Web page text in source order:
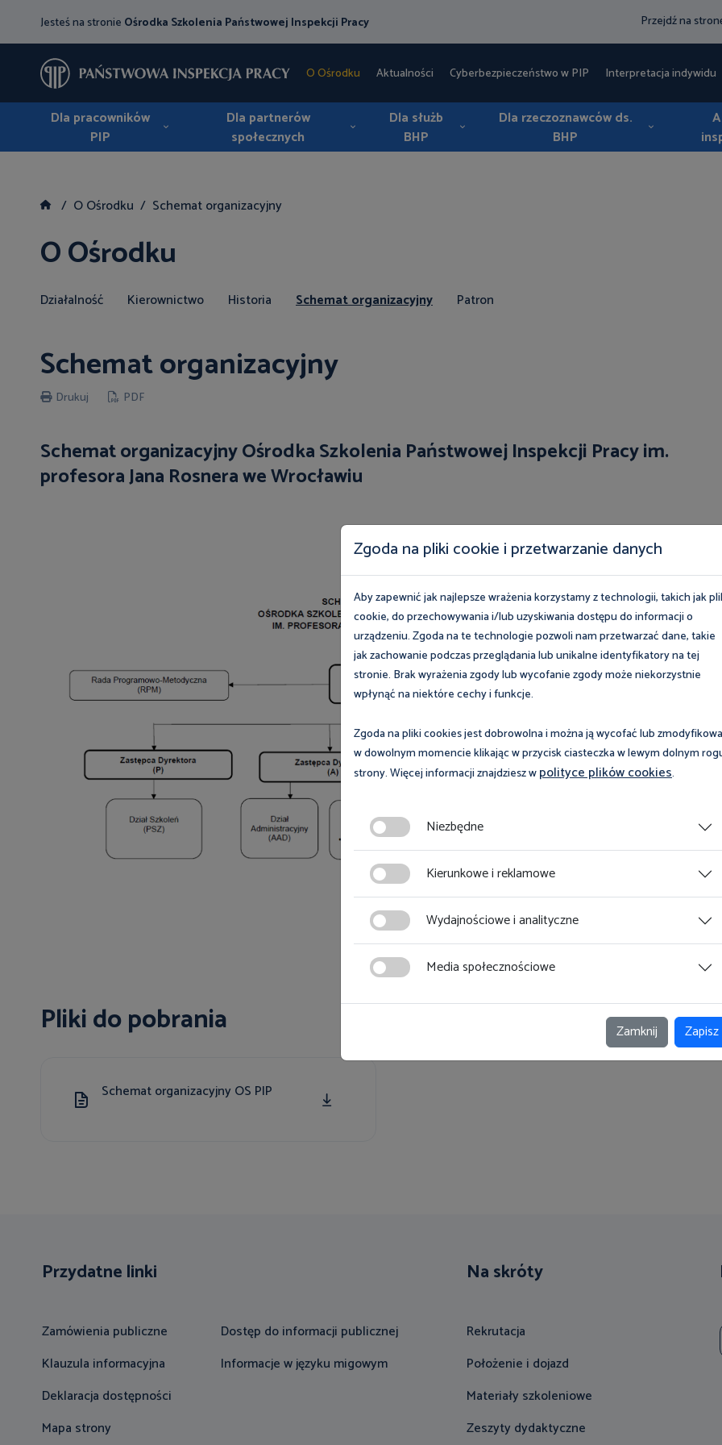
Jesteś na stronie Ośrodka Szkolenia Państwowej Inspekcji Pracy Przejdź na
O Ośrodku Aktualności Cyberbezpieczeństwo w PIP Interpretacja
Dla pracowników
PIP
Dla partnerów
społecznych
Dla służb
BHP
Dla rzeczoznawców ds.
BHP
O Ośrodku Schemat organizacyjny
O Ośrodku
Działalność Kierownictwo Historia Schemat organizacyjny Patron
Schemat organizacyjny
Drukuj PDF
Schemat organizacyjny Ośrodka Szkolenia Państwowej Inspekcji Pracy im.
profesora Jana Rosnera we Wrocławiu
Pliki do pobrania
Schemat organizacyjny OS PIP
Przydatne linki
Zamówienia publiczne
Klauzula informacyjna
Deklaracja dostępności
Mapa strony
Dostęp do informacji publicznej
Informacje w języku migowym
Na skróty
Rekrutacja
Położenie i dojazd
Materiały szkoleniowe
Zeszyty dydaktyczne
Zgoda na pliki cookie i przetwarzanie danych
Aby zapewnić jak najlepsze wrażenia korzystamy z technologii, takich jak
cookie, do przechowywania i/lub uzyskiwania dostępu do informacji o
urządzeniu. Zgoda na te technologie pozwoli nam przetwarzać dane, takie
jak zachowanie podczas przeglądania lub unikalne identyfikatory na tej
stronie. Brak wyrażenia zgody lub wycofanie zgody może niekorzystnie
wpłynąć na niektóre cechy i funkcje.
Zgoda na pliki cookies jest dobrowolna i można ją wycofać lub
w dowolnym momencie klikając w przycisk ciasteczka w lewym dolnym
strony. Więcej informacji znajdziesz wpolityce plików cookies.
Niezbędne
Kierunkowe i reklamowe
Wydajnościowe i analityczne
Media społecznościowe
Zamknij Zapisz